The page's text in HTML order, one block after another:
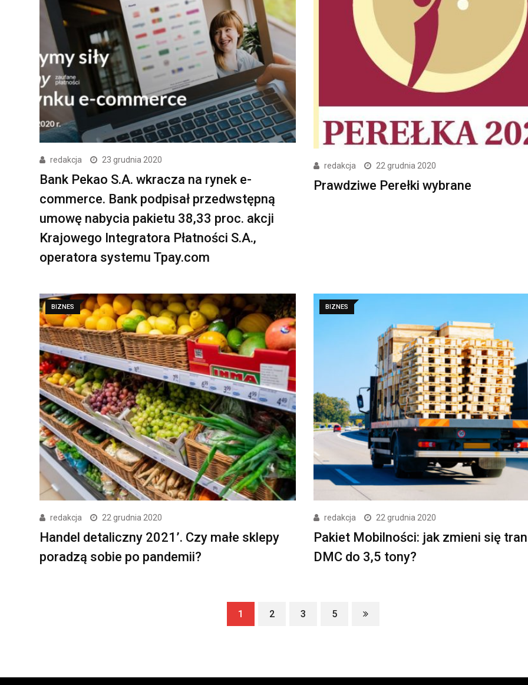
redakcja 23 grudnia 2020
Bank Pekao S.A. wkracza na rynek e-
commerce. Bank podpisał przedwstępną
umowę nabycia pakietu 38,33 proc. akcji
Krajowego Integratora Płatności S.A.,
operatora systemu Tpay.com
redakcja 22 grudnia 2020
Prawdziwe Perełki wybrane
BIZNES
redakcja 22 grudnia 2020
Handel detaliczny 2021’. Czy małe sklepy
poradzą sobie po pandemii?
BIZNES
redakcja 22 grudnia 2020
Pakiet Mobilności: jak zmieni się
DMC do 3,5 tony?
1 2 3 5